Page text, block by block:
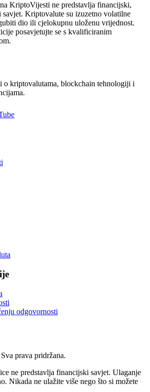
KriptoVijesti ne predstavlja financijski,
Kriptovalute su izuzetno volatilne
dio ili cjelokupnu uloženu vrijednost.
posavjetujte se s kvalificiranim
o kriptovalutama, blockchain tehnologiji i
odgovornosti
prava pridržana.
ne predstavlja financijski savjet. Ulaganje
Nikada ne ulažite više nego što si možete